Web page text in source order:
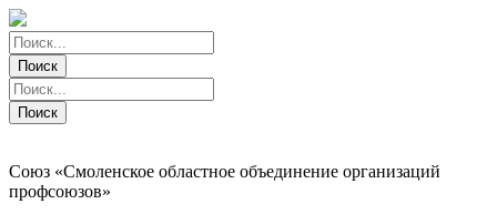
Поиск
Поиск
Поиск
Поиск
Союз «Смоленское областное объединение организаций
профсоюзов»